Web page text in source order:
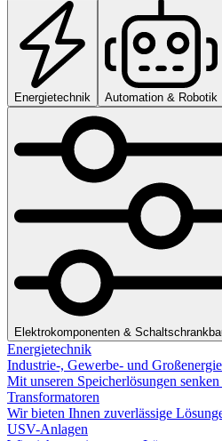
Energietechnik Automation & Robotik
Elektrokomponenten &
Energietechnik
Industrie-, Gewerbe- und
Mit unseren Speicherlösungen
Transformatoren
Wir bieten Ihnen zuverlässige
USV-Anlagen